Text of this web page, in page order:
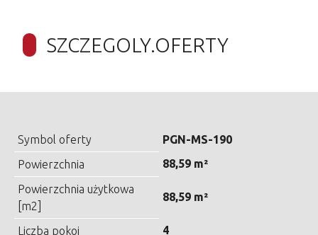
SZCZEGOLY.OFERTY
Symbol oferty
PGN-MS-190
Powierzchnia
88,59 m²
Powierzchnia użytkowa
[m2]
88,59 m²
Liczba pokoi
4